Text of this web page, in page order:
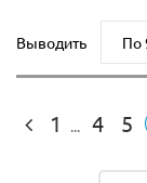
Выводить По
1 ... 4 5